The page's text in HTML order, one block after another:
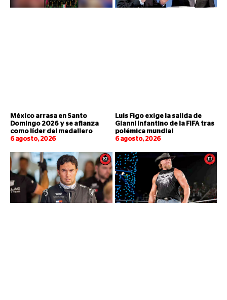
México arrasa en Santo
Domingo 2026 y se afianza
como líder del medallero
6 agosto, 2026
Luis Figo exige la salida de
Gianni Infantino de la FIFA tras
polémica mundial
6 agosto, 2026